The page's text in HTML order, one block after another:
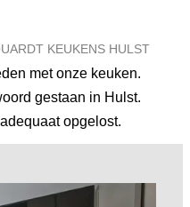
KEUKENS HULST
met onze keuken.
gestaan in Hulst.
opgelost.